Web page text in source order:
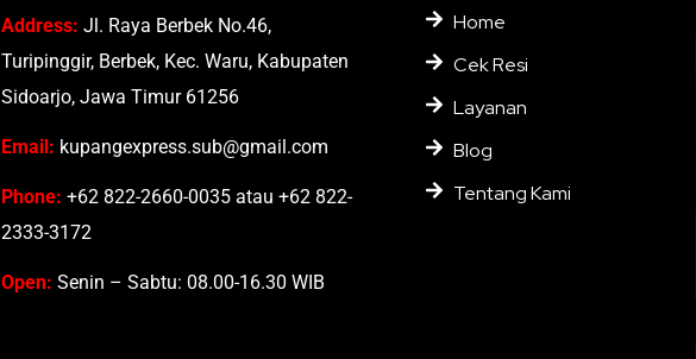
Address: Jl. Raya Berbek No.46,
Turipinggir, Berbek, Kec. Waru, Kabupaten
Sidoarjo, Jawa Timur 61256
Email: kupangexpress.sub@gmail.com
Phone: +62 822-2660-0035 atau +62 822-
2333-3172
Open: Senin – Sabtu: 08.00-16.30 WIB
Home
Cek Resi
Layanan
Blog
Tentang Kami